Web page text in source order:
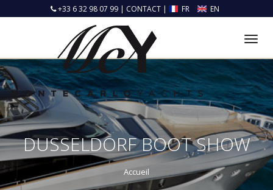
+33 6 32 98 07 99 | CONTACT | FR EN
DUSSELDORF BOOT SHOW
Accueil